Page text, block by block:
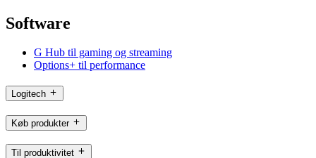
Software
G Hub til gaming og streaming
Options+ til performance
Logitech
Køb produkter
Til produktivitet